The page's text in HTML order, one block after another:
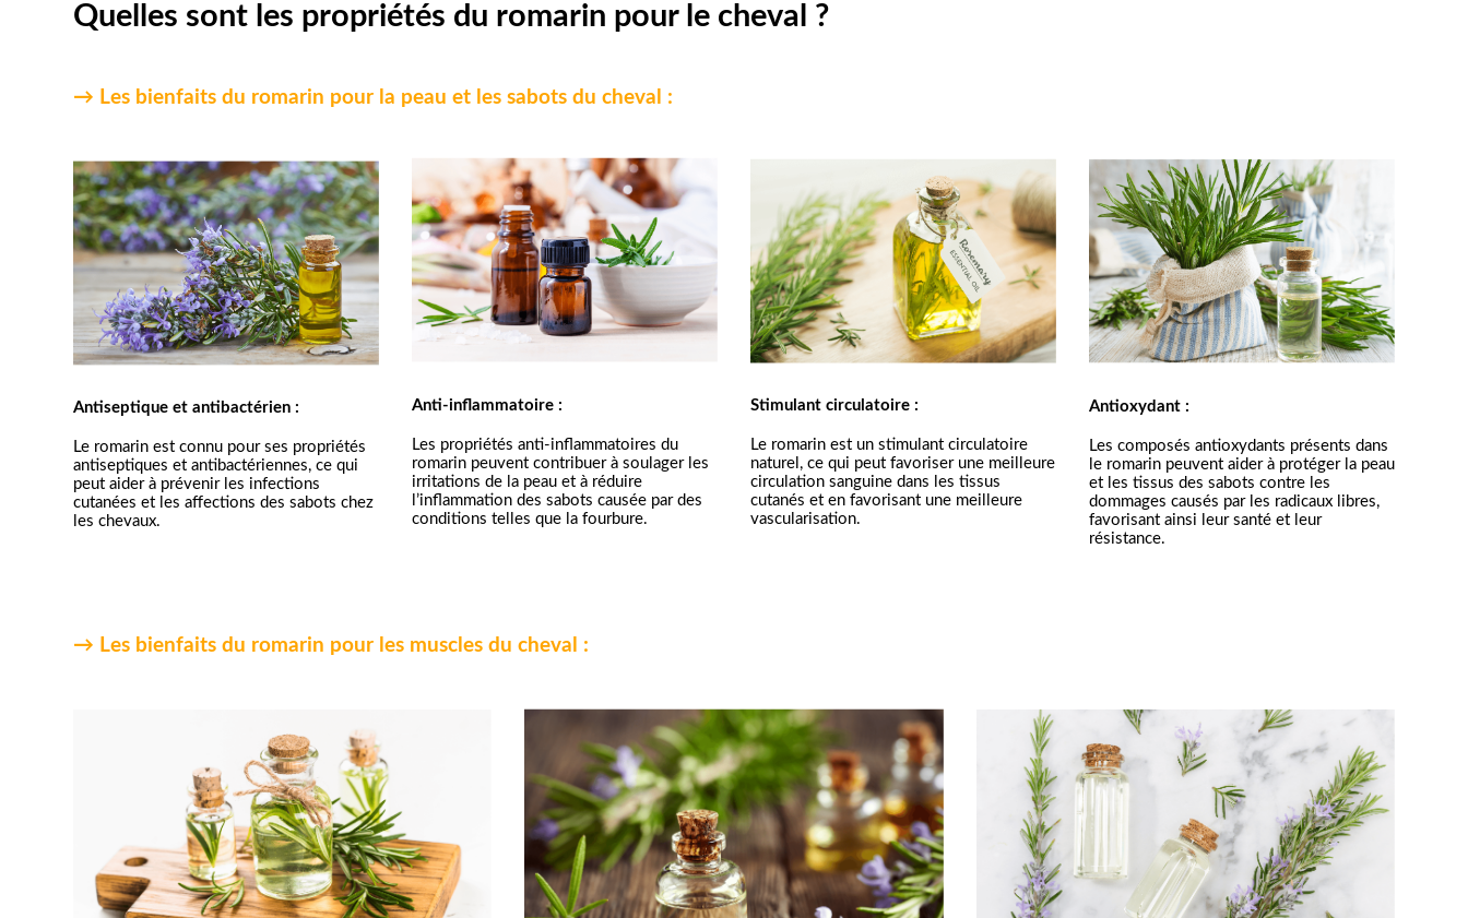
Quelles sont les propriétés du romarin pour le cheval ?
→ Les bienfaits du romarin pour la peau et les sabots du cheval :
Antiseptique et antibactérien :
Le romarin est connu pour ses propriétés
antiseptiques et antibactériennes, ce qui
peut aider à prévenir les infections
cutanées et les affections des sabots chez
les chevaux.
Anti-inflammatoire :
Les propriétés anti-inflammatoires du
romarin peuvent contribuer à soulager les
irritations de la peau et à réduire
l’inflammation des sabots causée par des
conditions telles que la fourbure.
Stimulant circulatoire :
Le romarin est un stimulant circulatoire
naturel, ce qui peut favoriser une meilleure
circulation sanguine dans les tissus
cutanés et en favorisant une meilleure
vascularisation.
Antioxydant :
Les composés antioxydants présents dans
le romarin peuvent aider à protéger la peau
et les tissus des sabots contre les
dommages causés par les radicaux libres,
favorisant ainsi leur santé et leur
résistance.
→ Les bienfaits du romarin pour les muscles du cheval :